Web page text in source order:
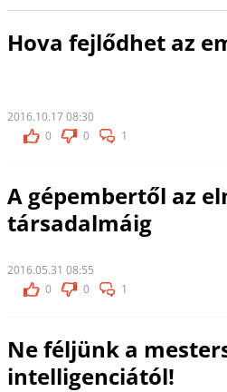
Hova fejlődhet az
2016.10.17 08:30
0
0 1
A gépembertől az
társadalmáig
2016.05.31 08:55
0
0 1
Ne féljünk a
intelligenciától!